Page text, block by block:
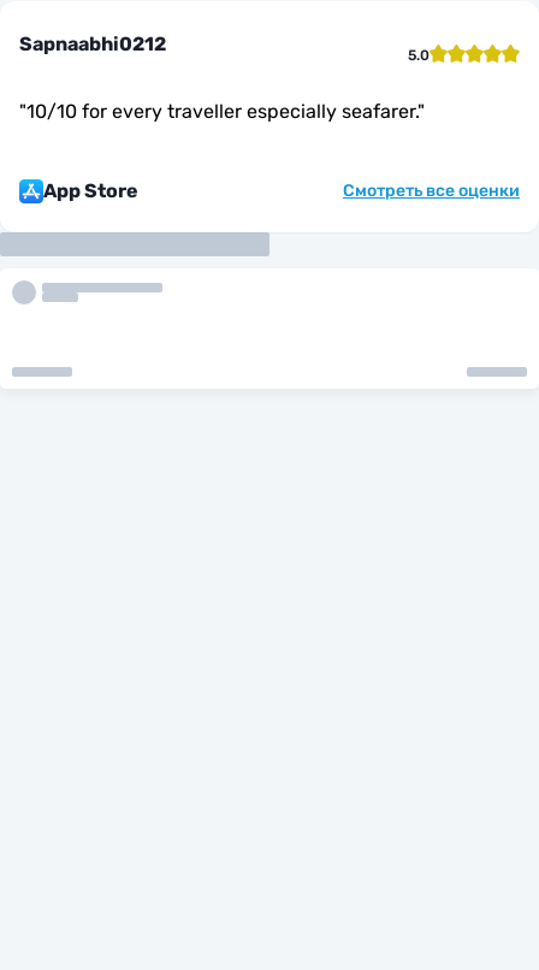
Sapnaabhi0212 5.0
"10/10 for every traveller especially seafarer."
App Store Смотреть все оценки